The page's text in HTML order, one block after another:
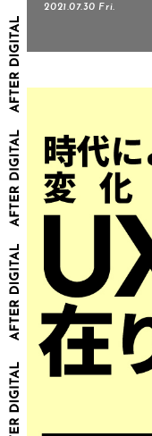
2021.07.30 Fri.